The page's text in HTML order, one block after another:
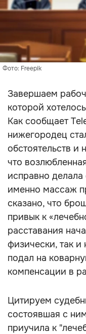
Фото: Freepik
Завершаем
которой
Как сообщает
нижегородец
обстоятельств и
что
исправно
именно массаж
сказано, что
привык к
расставания
физически, так и
подал на
компенсации в
Цитируем
состоявшая с
приучила к